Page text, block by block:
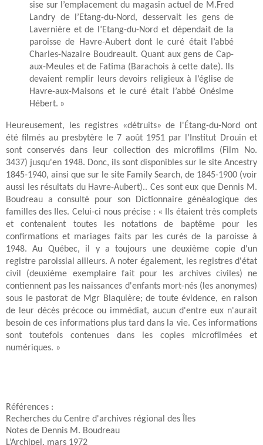
sise sur l’emplacement du magasin actuel de M.Fred
Landry de l’Etang-du-Nord, desservait les gens de
Lavernière et de l’Etang-du-Nord et dépendait de la
paroisse de Havre-Aubert dont le curé était l’abbé
Charles-Nazaire Boudreault. Quant aux gens de Cap-
aux-Meules et de Fatima (Barachois à cette date). Ils
devaient remplir leurs devoirs religieux à l’église de
Havre-aux-Maisons et le curé était l’abbé Onésime
Hébert. »
Heureusement, les registres «détruits» de l'Étang-du-Nord ont
été filmés au presbytère le 7 août 1951 par l’Institut Drouin et
sont conservés dans leur collection des microfilms (Film No.
3437) jusqu'en 1948. Donc, ils sont disponibles sur le site Ancestry
1845-1940, ainsi que sur le site Family Search, de 1845-1900 (voir
aussi les résultats du Havre-Aubert).. Ces sont eux que Dennis M.
Boudreau a consulté pour son Dictionnaire généalogique des
familles des Iles. Celui-ci nous précise : « Ils étaient très complets
et contenaient toutes les notations de baptême pour les
confirmations et mariages faits par les curés de la paroisse à
1948. Au Québec, il y a toujours une deuxième copie d'un
registre paroissial ailleurs. A noter également, les registres d'état
civil (deuxième exemplaire fait pour les archives civiles) ne
contiennent pas les naissances d'enfants mort-nés (les anonymes)
sous le pastorat de Mgr Blaquière; de toute évidence, en raison
de leur décès précoce ou immédiat, aucun d'entre eux n'aurait
besoin de ces informations plus tard dans la vie. Ces informations
sont toutefois contenues dans les copies microfilmées et
numériques. »
Références :
Recherches du Centre d'archives régional des Îles
Notes de Dennis M. Boudreau
L’Archipel, mars 1972